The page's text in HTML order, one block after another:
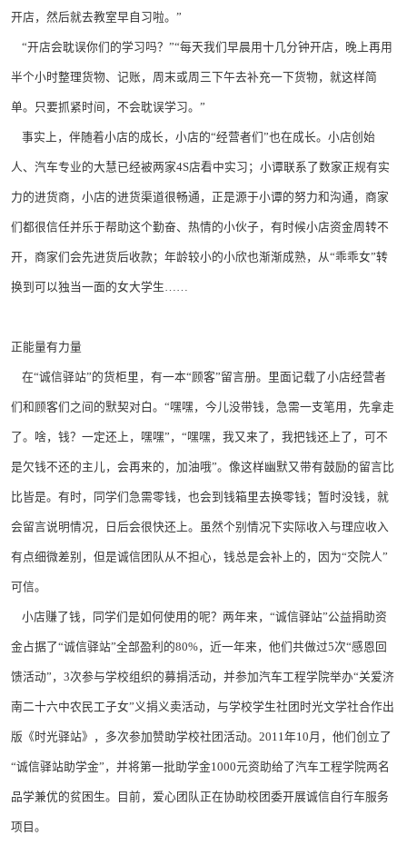
开店，然后就去教室早自习啦。”
“开店会耽误你们的学习吗？”“每天我们早晨用十几分钟开店，晚上再用
半个小时整理货物、记账，周末或周三下午去补充一下货物，就这样简
单。只要抓紧时间，不会耽误学习。”
事实上，伴随着小店的成长，小店的“经营者们”也在成长。小店创始
人、汽车专业的大慧已经被两家4S店看中实习；小谭联系了数家正规有实
力的进货商，小店的进货渠道很畅通，正是源于小谭的努力和沟通，商家
们都很信任并乐于帮助这个勤奋、热情的小伙子，有时候小店资金周转不
开，商家们会先进货后收款；年龄较小的小欣也渐渐成熟，从“乖乖女”转
换到可以独当一面的女大学生……
正能量有力量
在“诚信驿站”的货柜里，有一本“顾客”留言册。里面记载了小店经营者
们和顾客们之间的默契对白。“嘿嘿，今儿没带钱，急需一支笔用，先拿走
了。啥，钱？一定还上，嘿嘿”，“嘿嘿，我又来了，我把钱还上了，可不
是欠钱不还的主儿，会再来的，加油哦”。像这样幽默又带有鼓励的留言比
比皆是。有时，同学们急需零钱，也会到钱箱里去换零钱；暂时没钱，就
会留言说明情况，日后会很快还上。虽然个别情况下实际收入与理应收入
有点细微差别，但是诚信团队从不担心，钱总是会补上的，因为“交院人”
可信。
小店赚了钱，同学们是如何使用的呢？两年来，“诚信驿站”公益捐助资
金占据了“诚信驿站”全部盈利的80%，近一年来，他们共做过5次“感恩回
馈活动”，3次参与学校组织的募捐活动，并参加汽车工程学院举办“关爱济
南二十六中农民工子女”义捐义卖活动，与学校学生社团时光文学社合作出
版《时光驿站》，多次参加赞助学校社团活动。2011年10月，他们创立了
“诚信驿站助学金”，并将第一批助学金1000元资助给了汽车工程学院两名
品学兼优的贫困生。目前，爱心团队正在协助校团委开展诚信自行车服务
项目。